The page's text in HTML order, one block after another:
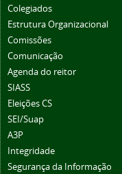
Colegiados
Estrutura Organizacional
Comissões
Comunicação
Agenda do reitor
SIASS
Eleições CS
SEI/Suap
A3P
Integridade
Segurança da Informação